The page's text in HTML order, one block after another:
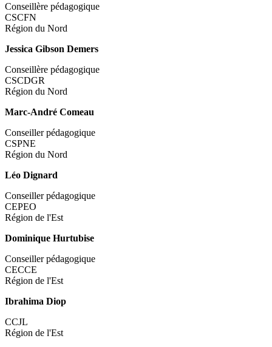
Conseillère pédagogique
CSCFN
Région du Nord
Jessica Gibson Demers
Conseillère pédagogique
CSCDGR
Région du Nord
Marc-André Comeau
Conseiller pédagogique
CSPNE
Région du Nord
Léo Dignard
Conseiller pédagogique
CEPEO
Région de l'Est
Dominique Hurtubise
Conseiller pédagogique
CECCE
Région de l'Est
Ibrahima Diop
CCJL
Région de l'Est